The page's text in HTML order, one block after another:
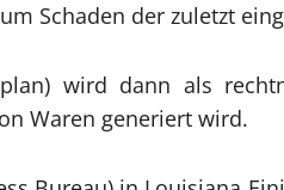
Schaden der zuletzt
wird dann als
Waren generiert wird.